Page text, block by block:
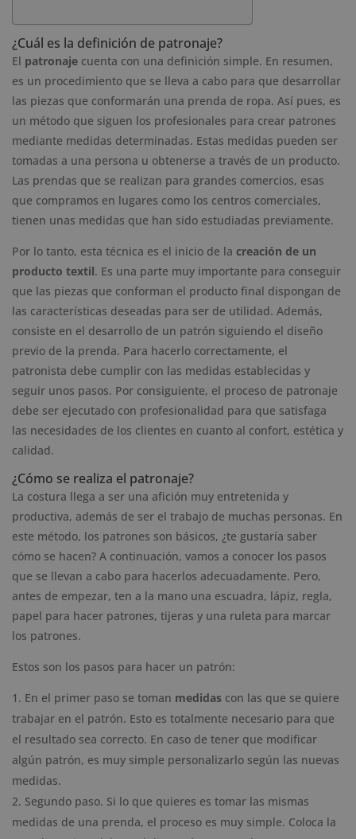
¿Cuál es la definición de patronaje?
El patronaje cuenta con una definición simple. En resumen,
es un procedimiento que se lleva a cabo para que desarrollar
las piezas que conformarán una prenda de ropa. Así pues, es
un método que siguen los profesionales para crear patrones
mediante medidas determinadas. Estas medidas pueden ser
tomadas a una persona u obtenerse a través de un producto.
Las prendas que se realizan para grandes comercios, esas
que compramos en lugares como los centros comerciales,
tienen unas medidas que han sido estudiadas previamente.
Por lo tanto, esta técnica es el inicio de la creación de un
producto textil. Es una parte muy importante para conseguir
que las piezas que conforman el producto final dispongan de
las características deseadas para ser de utilidad. Además,
consiste en el desarrollo de un patrón siguiendo el diseño
previo de la prenda. Para hacerlo correctamente, el
patronista debe cumplir con las medidas establecidas y
seguir unos pasos. Por consiguiente, el proceso de patronaje
debe ser ejecutado con profesionalidad para que satisfaga
las necesidades de los clientes en cuanto al confort, estética y
calidad.
¿Cómo se realiza el patronaje?
La costura llega a ser una afición muy entretenida y
productiva, además de ser el trabajo de muchas personas. En
este método, los patrones son básicos, ¿te gustaría saber
cómo se hacen? A continuación, vamos a conocer los pasos
que se llevan a cabo para hacerlos adecuadamente. Pero,
antes de empezar, ten a la mano una escuadra, lápiz, regla,
papel para hacer patrones, tijeras y una ruleta para marcar
los patrones.
Estos son los pasos para hacer un patrón:
En el primer paso se toman medidas con las que se quiere
trabajar en el patrón. Esto es totalmente necesario para que
el resultado sea correcto. En caso de tener que modificar
algún patrón, es muy simple personalizarlo según las nuevas
medidas.
Segundo paso. Si lo que quieres es tomar las mismas
medidas de una prenda, el proceso es muy simple. Coloca la